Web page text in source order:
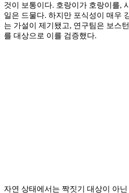
것이 보통이다. 호랑이가 호랑이를,
일은 드물다. 하지만 포식성이 매우
는 가설이 제기됐고, 연구팀은 보스
를 대상으로 이를 검증했다.
자연 상태에서는 짝짓기 대상이 아